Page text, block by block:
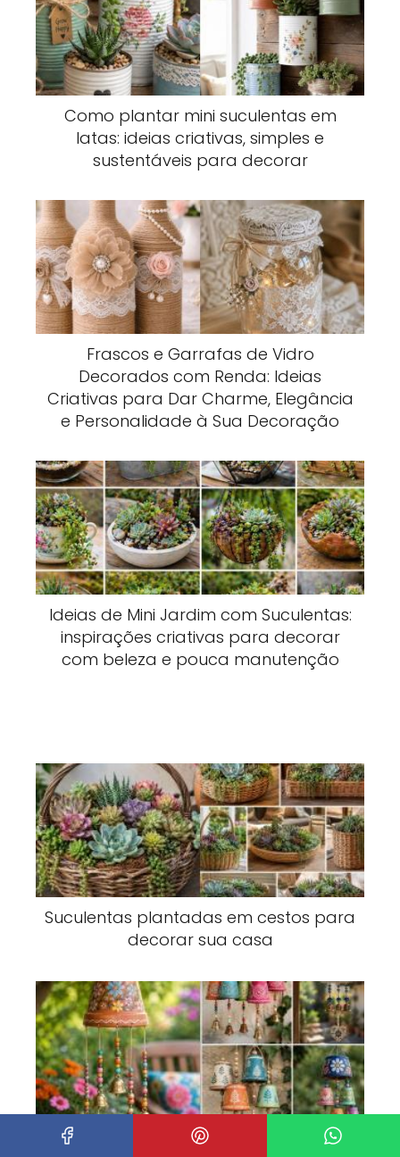
Como plantar mini suculentas em
latas: ideias criativas, simples e
sustentáveis para decorar
Frascos e Garrafas de Vidro
Decorados com Renda: Ideias
Criativas para Dar Charme, Elegância
e Personalidade à Sua Decoração
Ideias de Mini Jardim com Suculentas:
inspirações criativas para decorar
com beleza e pouca manutenção
Suculentas plantadas em cestos para
decorar sua casa
Lindos modelos de sinos de vento em